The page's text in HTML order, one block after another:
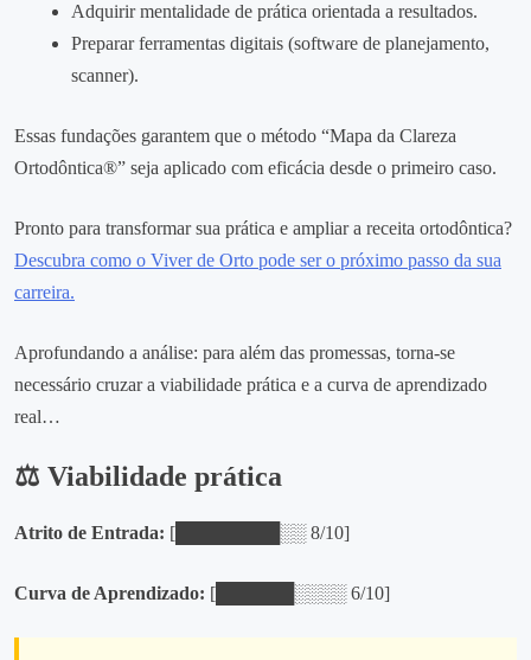
Adquirir mentalidade de prática orientada a resultados.
Preparar ferramentas digitais (software de planejamento,
scanner).
Essas fundações garantem que o método “Mapa da Clareza
Ortodôntica®” seja aplicado com eficácia desde o primeiro caso.
Pronto para transformar sua prática e ampliar a receita ortodôntica?
Descubra como o Viver de Orto pode ser o próximo passo da sua
carreira.
Aprofundando a análise: para além das promessas, torna-se
necessário cruzar a viabilidade prática e a curva de aprendizado
real…
⚖️ Viabilidade prática
Atrito de Entrada: [████████░░ 8/10]
Curva de Aprendizado: [██████░░░░ 6/10]